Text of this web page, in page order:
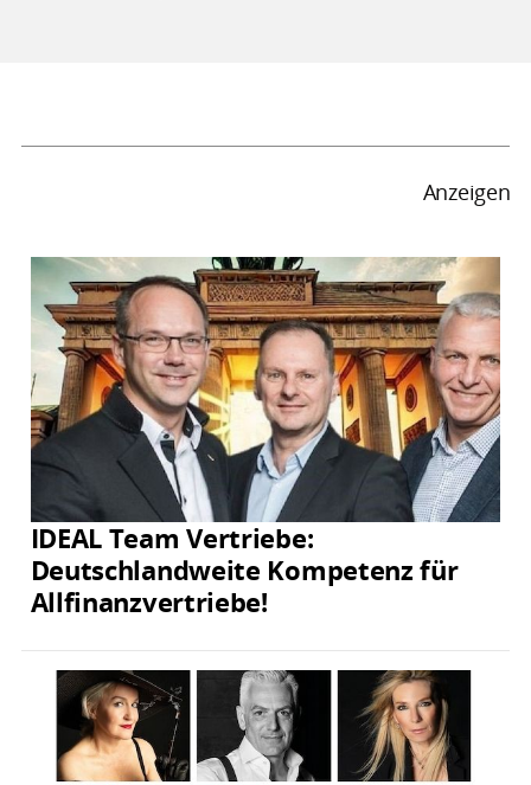
Anzeigen
IDEAL Team Vertriebe:
Deutschlandweite Kompetenz für
Allfinanzvertriebe!